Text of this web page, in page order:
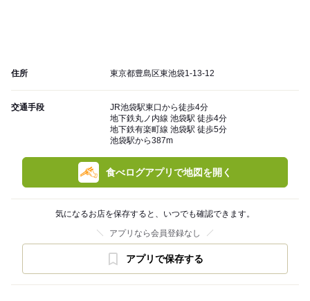
住所 東京都豊島区東池袋1-13-12
交通手段
JR池袋駅東口から徒歩4分
地下鉄丸ノ内線 池袋駅 徒歩4分
地下鉄有楽町線 池袋駅 徒歩5分
池袋駅から387m
食べログアプリで地図を開く
気になるお店を保存すると、いつでも確認できます。
アプリなら会員登録なし
アプリで保存する